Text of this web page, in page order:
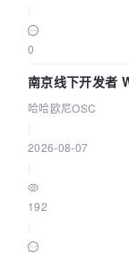
0
南京线下开发者
智能 Agent 应用
哈哈欧尼OSC
2026-08-07
192